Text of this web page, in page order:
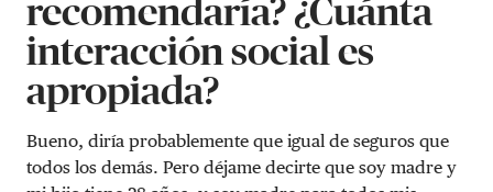
recomendaría? ¿Cuánta
interacción social es
apropiada?
Bueno, diría probablemente que igual de seguros que
todos los demás. Pero déjame decirte que soy madre y